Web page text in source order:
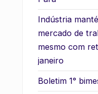
Indústria
mercado de
mesmo com
janeiro
Boletim 1°